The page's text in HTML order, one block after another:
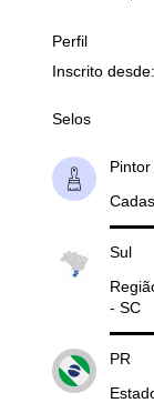
Perfil
Inscrito
Selos
Sul
- SC
PR